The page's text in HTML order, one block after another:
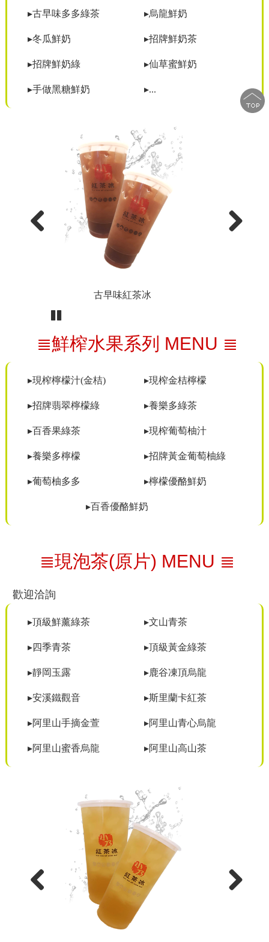
▸古早味多多綠茶 ▸烏龍鮮奶
▸冬瓜鮮奶 ▸招牌鮮奶茶
▸招牌鮮奶綠 ▸仙草蜜鮮奶
▸手做黑糖鮮奶 ▸...
古早味紅茶冰
≣鮮榨水果系列 MENU ≣
▸現榨檸檬汁(金桔) ▸現榨金桔檸檬
▸招牌翡翠檸檬綠 ▸養樂多綠茶
▸百香果綠茶 ▸現榨葡萄柚汁
▸養樂多檸檬 ▸招牌黃金葡萄柚綠
▸葡萄柚多多 ▸檸檬優酪鮮奶
▸百香優酪鮮奶
≣現泡茶(原片) MENU ≣
歡迎洽詢
▸頂級鮮薰綠茶 ▸文山青茶
▸四季青茶 ▸頂級黃金綠茶
▸靜岡玉露 ▸鹿谷凍頂烏龍
▸安溪鐵觀音 ▸斯里蘭卡紅茶
▸阿里山手摘金萱 ▸阿里山青心烏龍
▸阿里山蜜香烏龍 ▸阿里山高山茶